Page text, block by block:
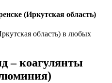
(Иркутская область)
область) в любых
– коагулянты